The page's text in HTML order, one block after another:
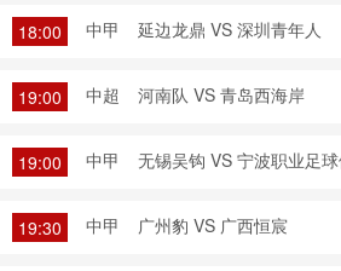
18:00 中甲 延边龙鼎 VS 深圳青年人
19:00 中超 河南队 VS 青岛西海岸
19:00 中甲 无锡吴钩 VS 宁波职业足
19:30 中甲 广州豹 VS 广西恒宸